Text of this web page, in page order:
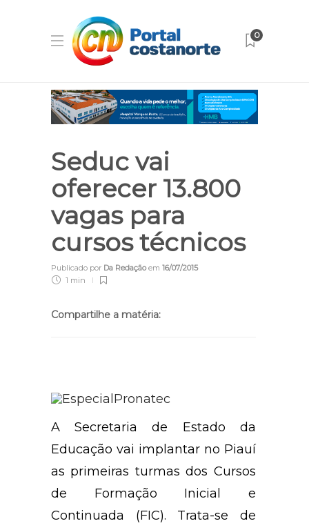
0
Seduc vai
oferecer 13.800
vagas para
cursos técnicos
Publicado por Da Redaçãoem 16/07/2015
1 min
Compartilhe a matéria:
A Secretaria de Estado da
Educação vai implantar no Piauí
as primeiras turmas dos Cursos
de Formação Inicial e
Continuada (FIC). Trata-se de